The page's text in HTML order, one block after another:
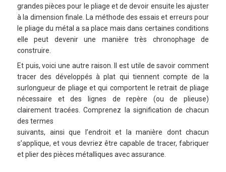
grandes pièces pour le pliage et de devoir ensuite les ajuster
à la dimension finale. La méthode des essais et erreurs pour
le pliage du métal a sa place mais dans certaines conditions
elle peut devenir une manière très chronophage de
construire.
Et puis, voici une autre raison. Il est utile de savoir comment
tracer des développés à plat qui tiennent compte de la
surlongueur de pliage et qui comportent le retrait de pliage
nécessaire et des lignes de repère (ou de plieuse)
clairement tracées. Comprenez la signification de chacun
des termes
suivants, ainsi que l’endroit et la manière dont chacun
s’applique, et vous devriez être capable de tracer, fabriquer
et plier des pièces métalliques avec assurance.